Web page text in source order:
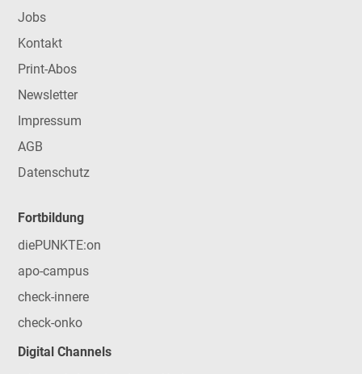
Jobs
Kontakt
Print-Abos
Newsletter
Impressum
AGB
Datenschutz
Fortbildung
diePUNKTE:on
apo-campus
check-innere
check-onko
Digital Channels